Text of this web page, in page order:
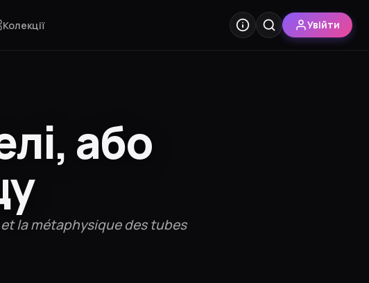
Колекції Увійти
або
la métaphysique des tubes